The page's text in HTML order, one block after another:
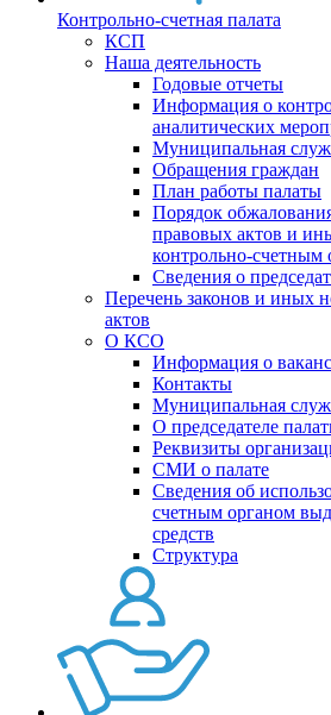
Контрольно-счетная палата
КСП
Наша деятельность
Годовые отчеты
Информация о
аналитических
Муниципальная
Обращения граждан
План работы палаты
Порядок
правовых актов и
контрольно-счетным
Сведения о
Перечень законов и иных
актов
О КСО
Информация о
Контакты
Муниципальная
О председателе
Реквизиты
СМИ о палате
Сведения об
счетным органом
средств
Структура